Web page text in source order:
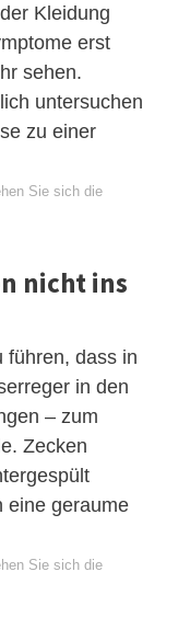
Kleidung
erst
sehen.
untersuchen
zu einer
Sie sich die
nicht ins
führen, dass in
in den
– zum
Zecken
eine geraume
Sie sich die